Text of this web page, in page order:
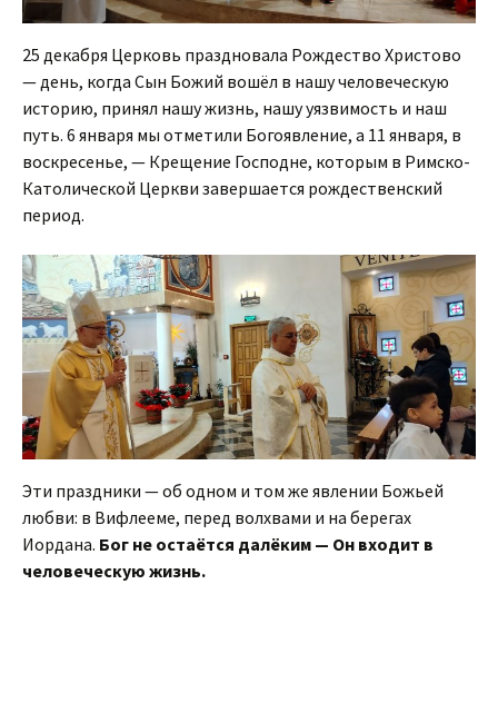
25 декабря Церковь праздновала Рождество Христово
— день, когда Сын Божий вошёл в нашу человеческую
историю, принял нашу жизнь, нашу уязвимость и наш
путь. 6 января мы отметили Богоявление, а 11 января, в
воскресенье, — Крещение Господне, которым в Римско-
Католической Церкви завершается рождественский
период.
Эти праздники — об одном и том же явлении Божьей
любви: в Вифлееме, перед волхвами и на берегах
Иордана. Бог не остаётся далёким — Он входит в
человеческую жизнь.